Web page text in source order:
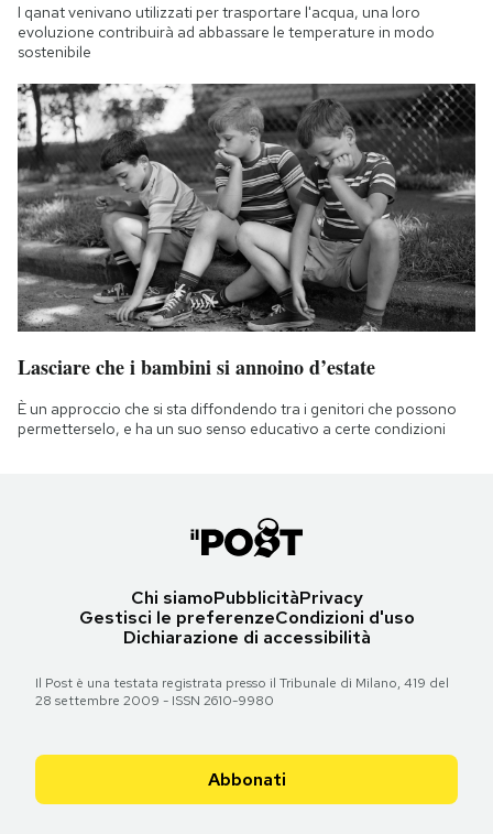
I qanat venivano utilizzati per trasportare l'acqua, una loro
evoluzione contribuirà ad abbassare le temperature in modo
sostenibile
Lasciare che i bambini si annoino d’estate
È un approccio che si sta diffondendo tra i genitori che possono
permetterselo, e ha un suo senso educativo a certe condizioni
Chi siamoPubblicitàPrivacy
Gestisci le preferenzeCondizioni d'uso
Dichiarazione di accessibilità
Il Post è una testata registrata presso il Tribunale di Milano, 419 del
28 settembre 2009 - ISSN 2610-9980
Abbonati